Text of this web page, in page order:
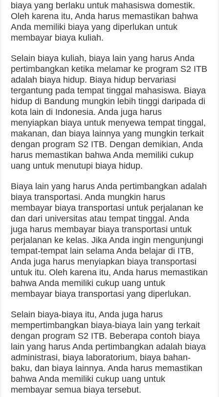
biaya yang berlaku untuk mahasiswa domestik.
Oleh karena itu, Anda harus memastikan bahwa
Anda memiliki biaya yang diperlukan untuk
membayar biaya kuliah.
Selain biaya kuliah, biaya lain yang harus Anda
pertimbangkan ketika melamar ke program S2 ITB
adalah biaya hidup. Biaya hidup bervariasi
tergantung pada tempat tinggal mahasiswa. Biaya
hidup di Bandung mungkin lebih tinggi daripada di
kota lain di Indonesia. Anda juga harus
menyiapkan biaya untuk menyewa tempat tinggal,
makanan, dan biaya lainnya yang mungkin terkait
dengan program S2 ITB. Dengan demikian, Anda
harus memastikan bahwa Anda memiliki cukup
uang untuk menutupi biaya hidup.
Biaya lain yang harus Anda pertimbangkan adalah
biaya transportasi. Anda mungkin harus
membayar biaya transportasi untuk perjalanan ke
dan dari universitas atau tempat tinggal. Anda
juga harus membayar biaya transportasi untuk
perjalanan ke kelas. Jika Anda ingin mengunjungi
tempat-tempat lain selama Anda belajar di ITB,
Anda juga harus menyiapkan biaya transportasi
untuk itu. Oleh karena itu, Anda harus memastikan
bahwa Anda memiliki cukup uang untuk
membayar biaya transportasi yang diperlukan.
Selain biaya-biaya itu, Anda juga harus
mempertimbangkan biaya-biaya lain yang terkait
dengan program S2 ITB. Beberapa contoh biaya
lain yang harus Anda pertimbangkan adalah biaya
administrasi, biaya laboratorium, biaya bahan-
baku, dan biaya lainnya. Anda harus memastikan
bahwa Anda memiliki cukup uang untuk
membayar semua biaya tersebut.